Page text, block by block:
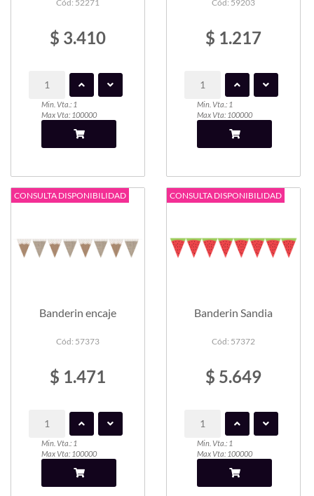
Cód: 52271
$ 3.410
Min. Vta.: 1
Max Vta: 100000
Cód: 59203
$ 1.217
Min. Vta.: 1
Max Vta: 100000
CONSULTA DISPONIBILIDAD
Banderin encaje
Cód: 57373
$ 1.471
Min. Vta.: 1
Max Vta: 100000
CONSULTA DISPONIBILIDAD
Banderin Sandia
Cód: 57372
$ 5.649
Min. Vta.: 1
Max Vta: 100000